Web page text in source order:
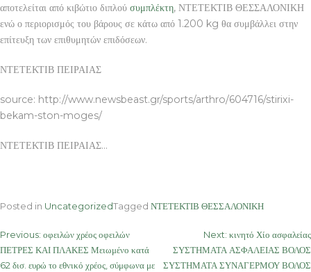
αποτελείται από κιβώτιο διπλού συμπλέκτη, ΝΤΕΤΕΚΤΙΒ ΘΕΣΣΑΛΟΝΙΚΗ
ενώ ο περιορισμός του βάρους σε κάτω από 1.200 kg θα συμβάλλει στην
επίτευξη των επιθυμητών επιδόσεων.
ΝΤΕΤΕΚΤΙΒ ΠΕΙΡΑΙΑΣ
source: http://www.newsbeast.gr/sports/arthro/604716/stirixi-
bekam-ston-moges/
ΝΤΕΤΕΚΤΙΒ ΠΕΙΡΑΙΑΣ…
Posted in UncategorizedTagged ΝΤΕΤΕΚΤΙΒ ΘΕΣΣΑΛΟΝΙΚΗ
Post
navigation
Previous: οφειλών χρέος οφειλών
ΠΕΤΡΕΣ ΚΑΙ ΠΛΑΚΕΣ Μειωμένο κατά
62 δισ. ευρώ το εθνικό χρέος, σύμφωνα με
Next: κινητό Χίο ασφαλείας
ΣΥΣΤΗΜΑΤΑ ΑΣΦΑΛΕΙΑΣ ΒΟΛΟΣ
ΣΥΣΤΗΜΑΤΑ ΣΥΝΑΓΕΡΜΟΥ ΒΟΛΟΣ